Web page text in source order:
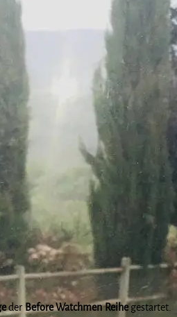
der Before Watchmen Reihegestartet.